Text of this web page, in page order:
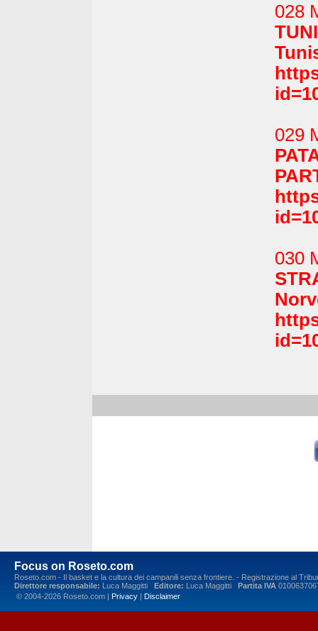
028
029
030
Focus on Roseto.com
Roseto.com - Il basket e la cultura dei campanili senza frontiere. - Registrazione al
Direttore responsabile: Luca Maggitti Editore: Luca Maggitti Partita IVA
© 2004-2026 Roseto.com | Privacy | Disclaimer